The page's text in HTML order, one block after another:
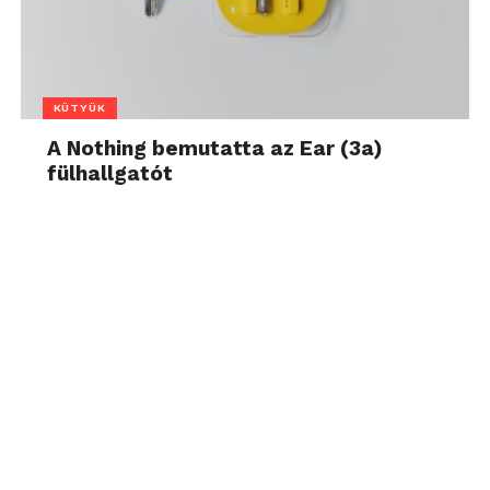
KÜTYÜK
A Nothing bemutatta az Ear (3a)
fülhallgatót